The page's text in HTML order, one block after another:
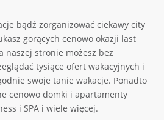
bądź zorganizować ciekawy city
gorących cenowo okazji last
naszej stronie możesz bez
tysiące ofert wakacyjnych i
swoje tanie wakacje. Ponadto
cenowo domki i apartamenty
i SPA i wiele więcej.